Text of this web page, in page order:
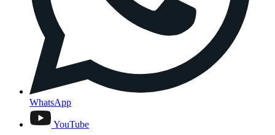
WhatsApp
YouTube